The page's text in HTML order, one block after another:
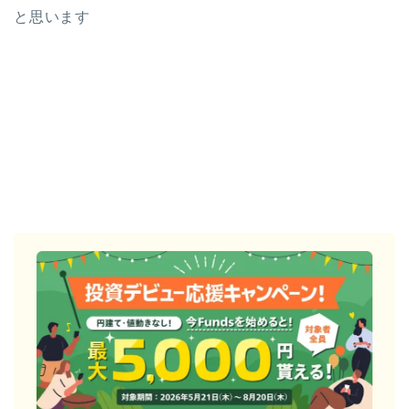
と思います